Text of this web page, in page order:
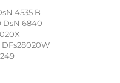
4535 B
DsN 6840
DFs28020W